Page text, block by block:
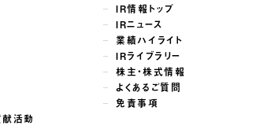
活動
IR情報トップ
IRニュース
業績ハイライト
IRライブラリー
株主・株式情報
よくあるご質問
免責事項